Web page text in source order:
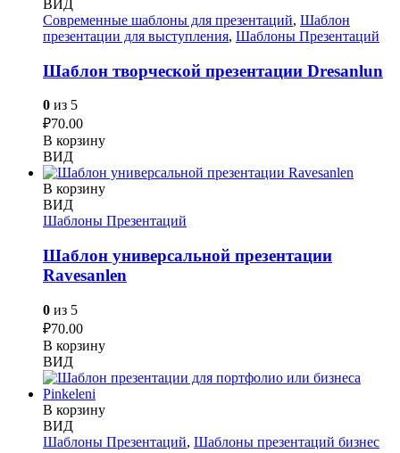
ВИД
Современные шаблоны для презентаций, Шаблон
презентации для выступления, Шаблоны Презентаций
Шаблон творческой презентации Dresanlun
0 из 5
₽70.00
В корзину
ВИД
В корзину
ВИД
Шаблоны Презентаций
Шаблон универсальной презентации
Ravesanlen
0 из 5
₽70.00
В корзину
ВИД
В корзину
ВИД
Шаблоны Презентаций, Шаблоны презентаций бизнес